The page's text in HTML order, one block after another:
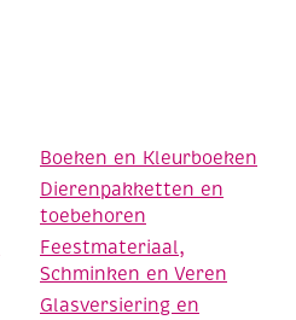
Boeken en Kleurboeken
Dierenpakketten en
toebehoren
Feestmateriaal,
Schminken en Veren
Glasversiering en